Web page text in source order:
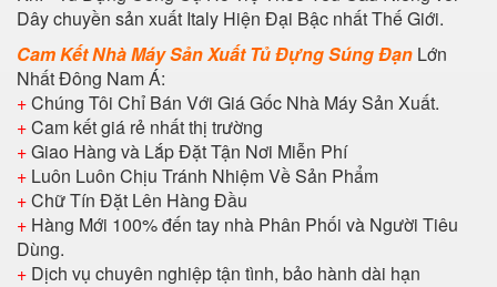
Dây chuyền sản xuất Italy Hiện Đại Bậc nhất Thế Giới.
Cam Kết Nhà Máy Sản Xuất Tủ Đựng Súng Đạn Lớn
Nhất Đông Nam Á:
+Chúng Tôi Chỉ Bán Với Giá Gốc Nhà Máy Sản Xuất.
+Cam kết giá rẻ nhất thị trường
+Giao Hàng và Lắp Đặt Tận Nơi Miễn Phí
+ Luôn Luôn Chịu Tránh Nhiệm Về Sản Phẩm
+Chữ Tín Đặt Lên Hàng Đầu
+ Hàng Mới 100% đến tay nhà Phân Phối và Người Tiêu
Dùng.
+ Dịch vụ chuyên nghiệp tận tình, bảo hành dài hạn